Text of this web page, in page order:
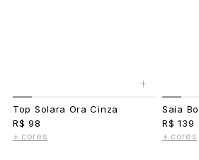
+
Top Solara Ora Cinza
R$ 98
+ cores
Saia
R$ 139
+ cores